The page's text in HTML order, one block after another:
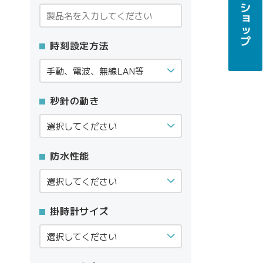
時刻設定方法
秒針の動き
防水性能
掛時計サイズ